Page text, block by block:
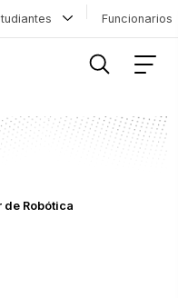
de Robótica